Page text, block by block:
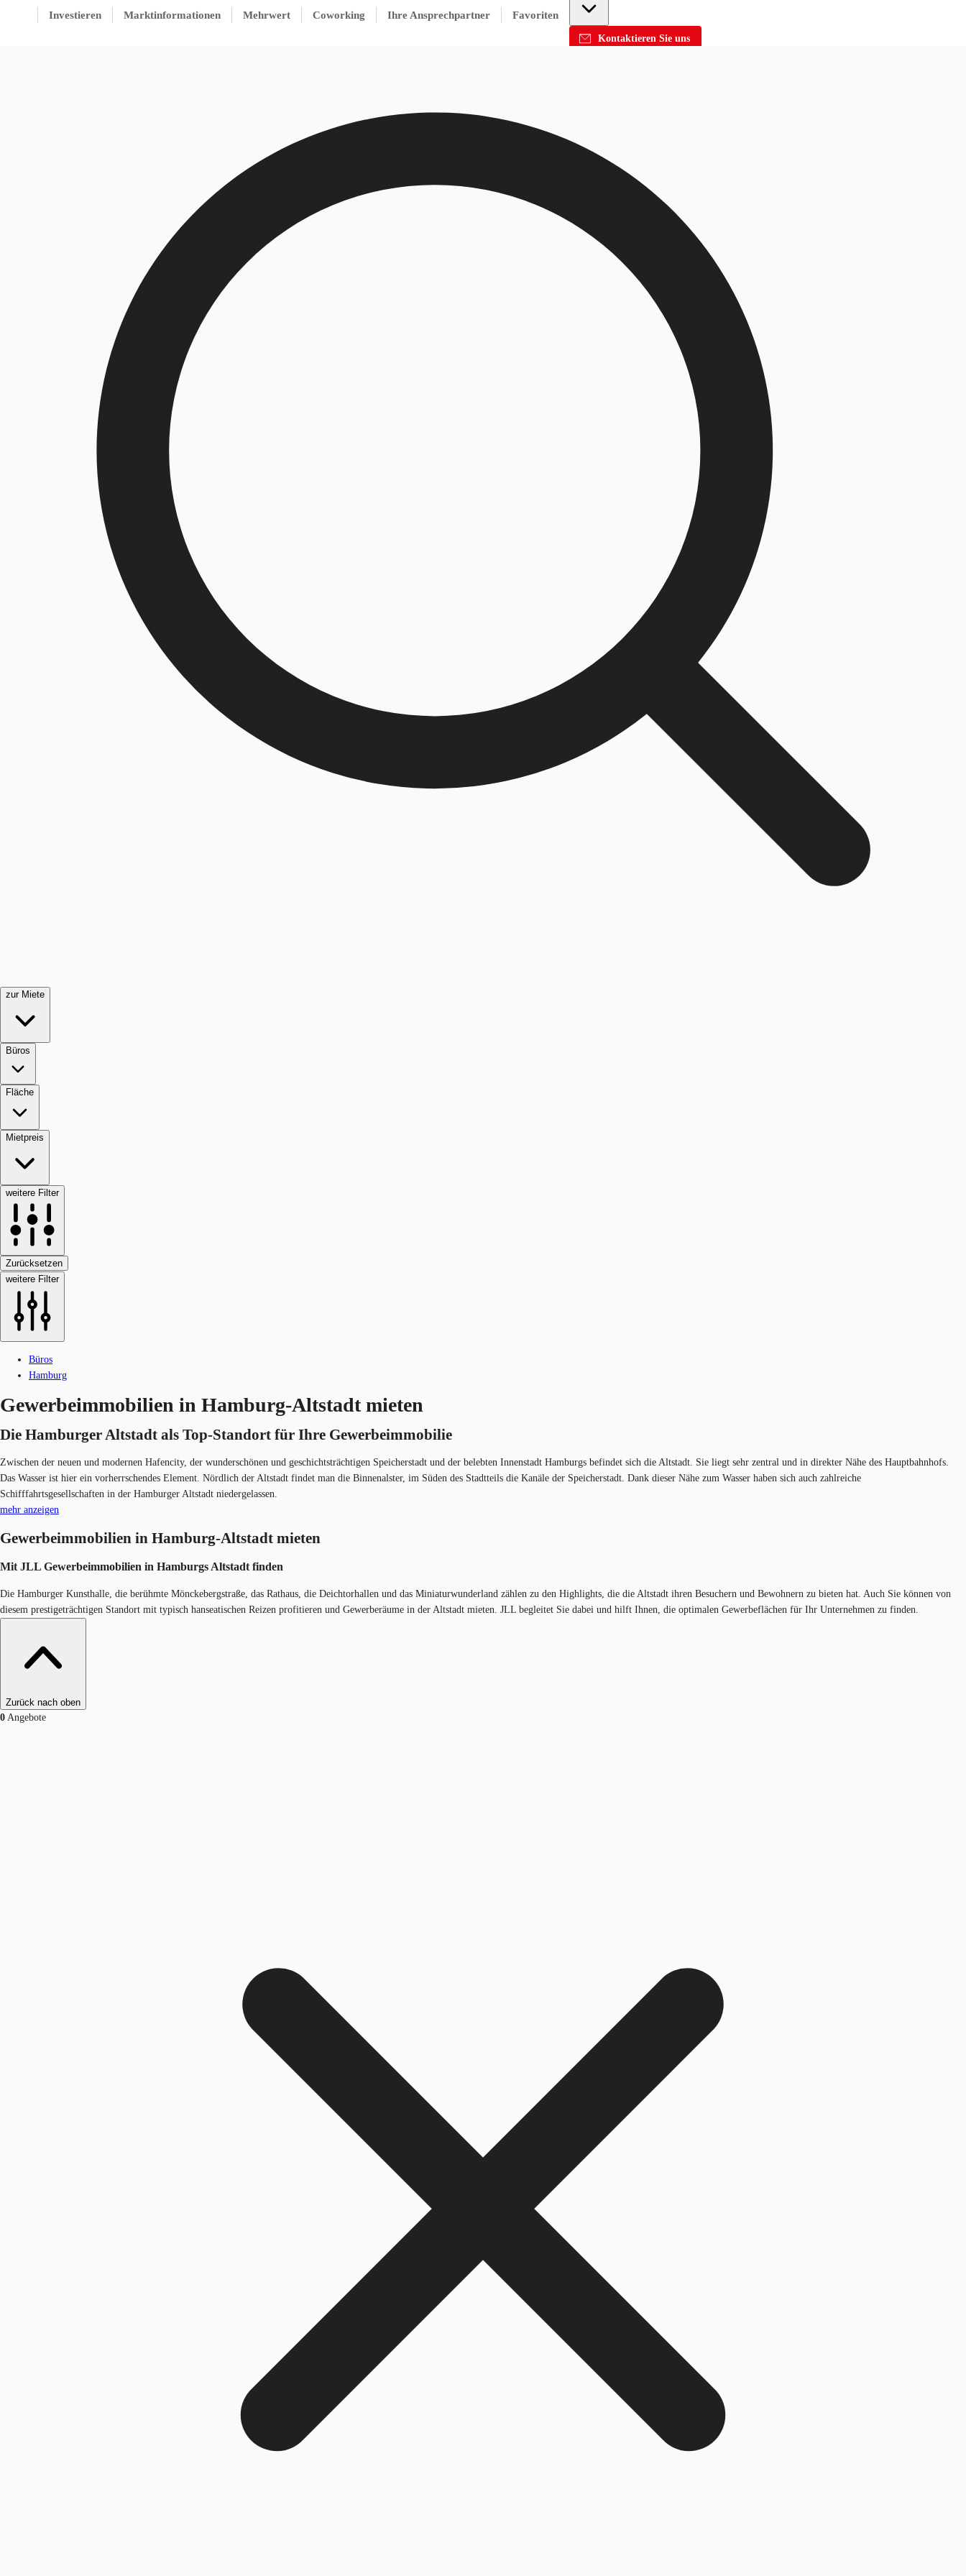
Investieren Marktinformationen Mehrwert Coworking Ihre Ansprechpartner Favoriten
Kontaktieren Sie uns
zur Miete
Büros
Fläche
Mietpreis
weitere Filter
Zurücksetzen
weitere Filter
Büros
Hamburg
Gewerbeimmobilien in Hamburg-Altstadt mieten
Die Hamburger Altstadt als Top-Standort für Ihre Gewerbeimmobilie
Zwischen der neuen und modernen Hafencity, der wunderschönen und geschichtsträchtigen Speicherstadt und der belebten Innenstadt Hamburgs befindet sich die Altstadt. Sie liegt sehr zentral und in direkter Nähe des Hauptbahnhofs.
Das Wasser ist hier ein vorherrschendes Element. Nördlich der Altstadt findet man die Binnenalster, im Süden des Stadtteils die Kanäle der Speicherstadt. Dank dieser Nähe zum Wasser haben sich auch zahlreiche
Schifffahrtsgesellschaften in der Hamburger Altstadt niedergelassen.
mehr anzeigen
Gewerbeimmobilien in Hamburg-Altstadt mieten
Mit JLL Gewerbeimmobilien in Hamburgs Altstadt finden
Die Hamburger Kunsthalle, die berühmte Mönckebergstraße, das Rathaus, die Deichtorhallen und das Miniaturwunderland zählen zu den Highlights, die die Altstadt ihren Besuchern und Bewohnern zu bieten hat. Auch Sie können von
diesem prestigeträchtigen Standort mit typisch hanseatischen Reizen profitieren und Gewerberäume in der Altstadt mieten. JLL begleitet Sie dabei und hilft Ihnen, die optimalen Gewerbeflächen für Ihr Unternehmen zu finden.
Zurück nach oben
0 Angebote